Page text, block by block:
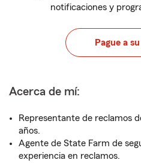
notificaciones y
Pague a
Acerca de mí:
Representante de reclamos
años.
Agente de State Farm de
experiencia en reclamos.